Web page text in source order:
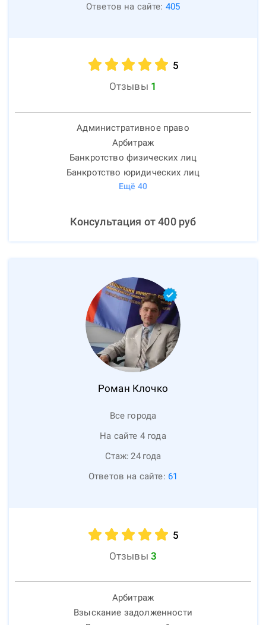
Ответов на сайте: 405
5
Отзывы 1
Административное право
Арбитраж
Банкротство физических лиц
Банкротство юридических лиц
Ещё 40
Консультация от400руб
Роман Клочко
Все города
На сайте 4 года
Стаж: 24 года
Ответов на сайте: 61
5
Отзывы 3
Арбитраж
Взыскание задолженности